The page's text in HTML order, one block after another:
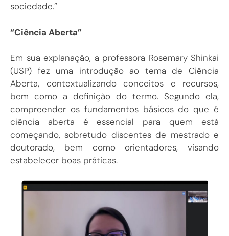
sociedade.”
“Ciência Aberta”
Em sua explanação, a professora Rosemary Shinkai
(USP) fez uma introdução ao tema de Ciência
Aberta, contextualizando conceitos e recursos,
bem como a definição do termo. Segundo ela,
compreender os fundamentos básicos do que é
ciência aberta é essencial para quem está
começando, sobretudo discentes de mestrado e
doutorado, bem como orientadores, visando
estabelecer boas práticas.